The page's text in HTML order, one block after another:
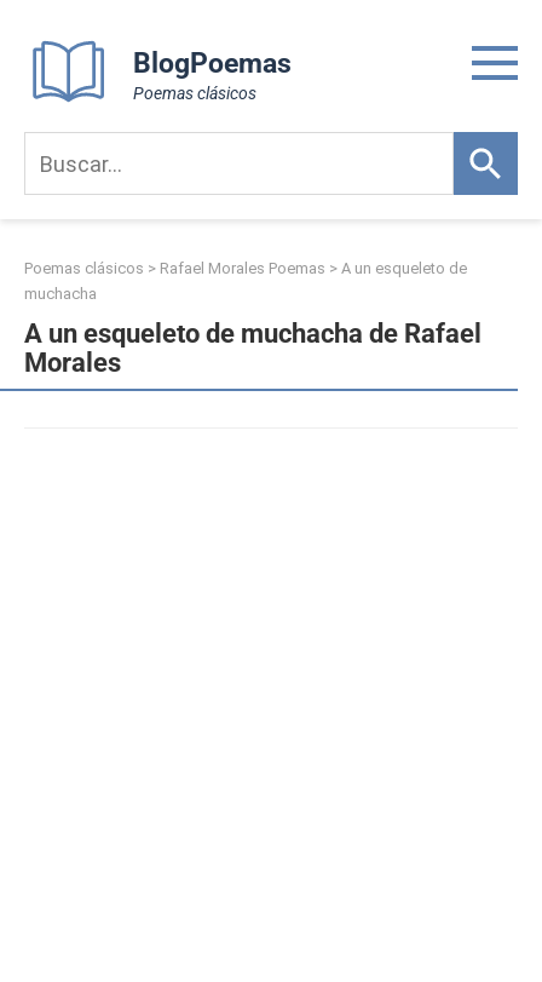
content
BlogPoemas
Poemas clásicos
Poemas clásicos > Rafael Morales Poemas > A un esqueleto de
muchacha
A un esqueleto de muchacha de Rafael
Morales